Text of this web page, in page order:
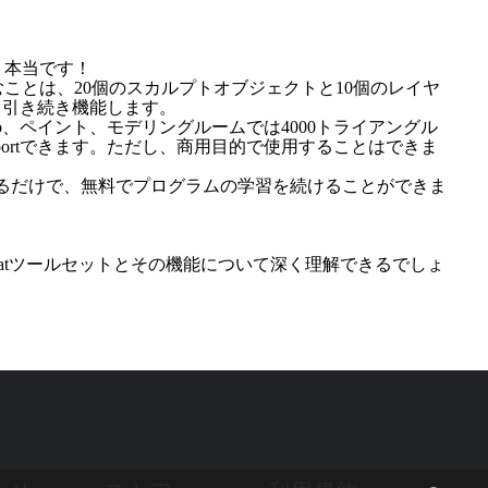
当です！
とは、20個のスカルプトオブジェクトと10個のレイヤ
き続き機能します。
ペイント、モデリングルームでは4000トライアングル
できます。ただし、商用目的で使用することはできま
けで、無料でプログラムの学習を続けることができま
ールセットとその機能について深く理解できるでしょ